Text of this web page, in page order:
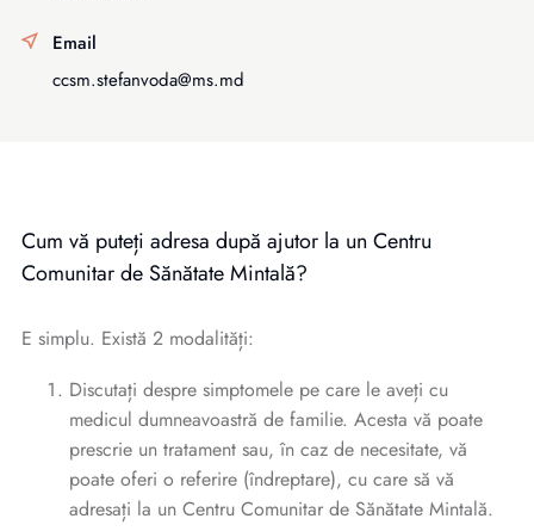
Email
ccsm.stefanvoda@ms.md
Cum vă puteți adresa după ajutor la un Centru
Comunitar de Sănătate Mintală?
E simplu. Există 2 modalități:
Discutați despre simptomele pe care le aveți cu
medicul dumneavoastră de familie. Acesta vă poate
prescrie un tratament sau, în caz de necesitate, vă
poate oferi o referire (îndreptare), cu care să vă
adresați la un Centru Comunitar de Sănătate Mintală.